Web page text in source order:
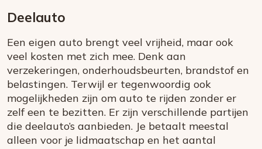
Deelauto
Een eigen auto brengt veel vrijheid, maar ook
veel kosten met zich mee. Denk aan
verzekeringen, onderhoudsbeurten, brandstof en
belastingen. Terwijl er tegenwoordig ook
mogelijkheden zijn om auto te rijden zonder er
zelf een te bezitten. Er zijn verschillende partijen
die deelauto’s aanbieden. Je betaalt meestal
alleen voor je lidmaatschap en het aantal